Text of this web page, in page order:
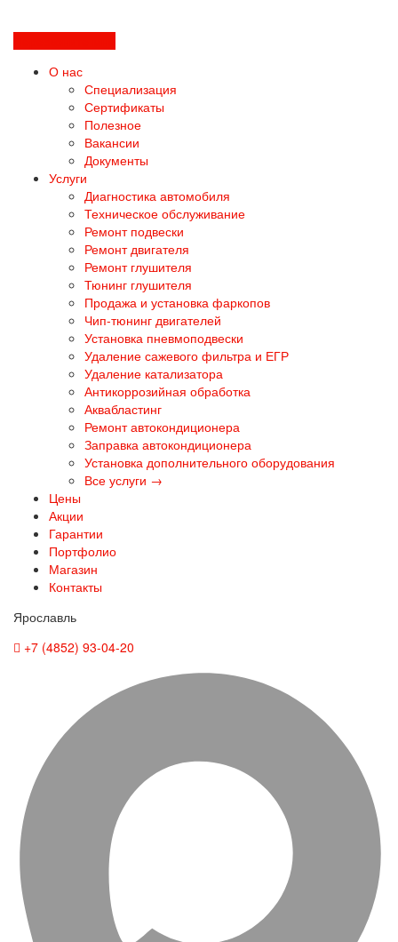
О нас
Специализация
Сертификаты
Полезное
Вакансии
Документы
Услуги
Диагностика автомобиля
Техническое обслуживание
Ремонт подвески
Ремонт двигателя
Ремонт глушителя
Тюнинг глушителя
Продажа и установка фаркопов
Чип-тюнинг двигателей
Установка пневмоподвески
Удаление сажевого фильтра и ЕГР
Удаление катализатора
Антикоррозийная обработка
Аквабластинг
Ремонт автокондиционера
Заправка автокондиционера
Установка дополнительного оборудования
Все услуги →
Цены
Акции
Гарантии
Портфолио
Магазин
Контакты
Ярославль
+7 (4852) 93-04-20